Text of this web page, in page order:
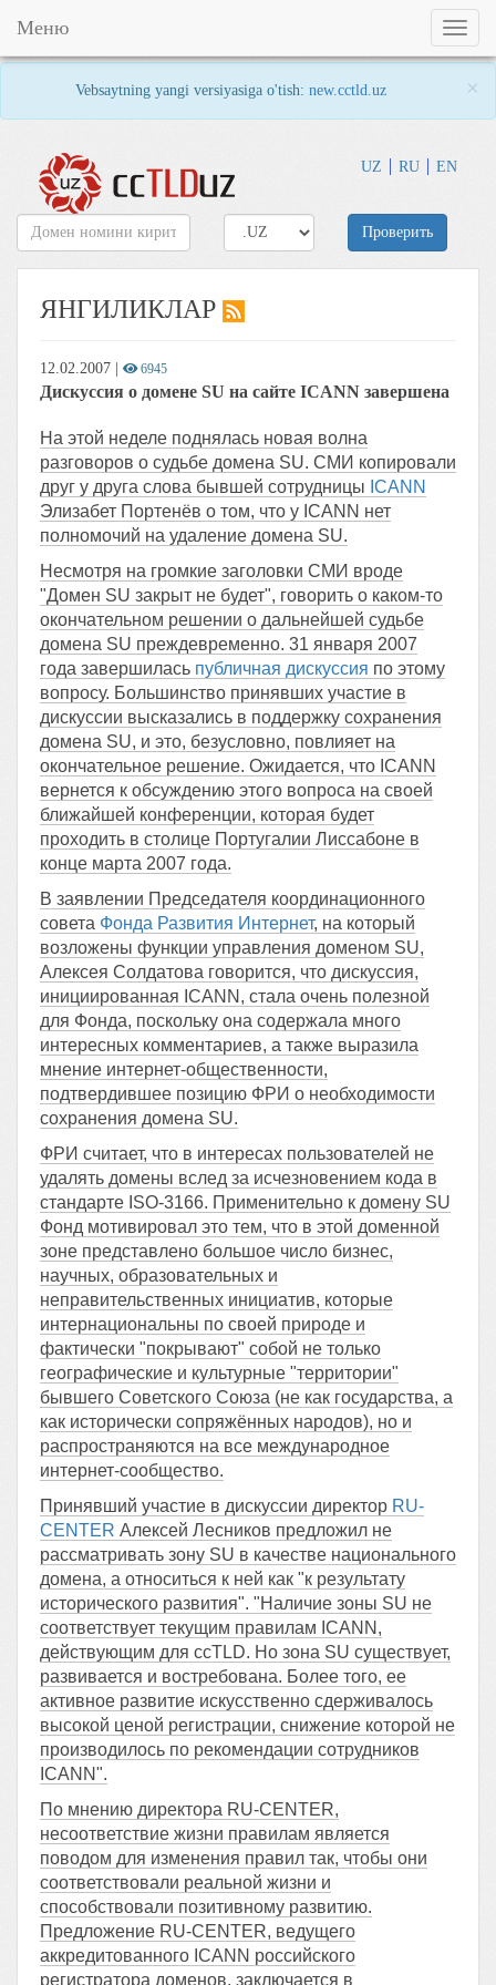
Vebsaytning yangi versiyasiga o'tish: new.cctld.uz ×
UZ RU EN
Toggle
Меню
Проверить
ЯНГИЛИКЛАР
12.02.2007 6945
Дискуссия о домене SU на сайте ICANN завершена
На этой неделе поднялась новая волна
разговоров о судьбе домена SU. СМИ копировали
друг у друга слова бывшей сотрудницы ICANN
Элизабет Портенёв о том, что у ICANN нет
полномочий на удаление домена SU.
Несмотря на громкие заголовки СМИ вроде
"Домен SU закрыт не будет", говорить о каком-то
окончательном решении о дальнейшей судьбе
домена SU преждевременно. 31 января 2007
года завершилась публичная дискуссия по этому
вопросу. Большинство принявших участие в
дискуссии высказались в поддержку сохранения
домена SU, и это, безусловно, повлияет на
окончательное решение. Ожидается, что ICANN
вернется к обсуждению этого вопроса на своей
ближайшей конференции, которая будет
проходить в столице Португалии Лиссабоне в
конце марта 2007 года.
В заявлении Председателя координационного
совета Фонда Развития Интернет, на который
возложены функции управления доменом SU,
Алексея Солдатова говорится, что дискуссия,
инициированная ICANN, стала очень полезной
для Фонда, поскольку она содержала много
интересных комментариев, а также выразила
мнение интернет-общественности,
подтвердившее позицию ФРИ о необходимости
сохранения домена SU.
ФРИ считает, что в интересах пользователей не
удалять домены вслед за исчезновением кода в
стандарте ISO-3166. Применительно к домену SU
Фонд мотивировал это тем, что в этой доменной
зоне представлено большое число бизнес,
научных, образовательных и
неправительственных инициатив, которые
интернациональны по своей природе и
фактически "покрывают" собой не только
географические и культурные "территории"
бывшего Советского Союза (не как государства, а
как исторически сопряжённых народов), но и
распространяются на все международное
интернет-сообщество.
Принявший участие в дискуссии директор RU-
CENTER Алексей Лесников предложил не
рассматривать зону SU в качестве национального
домена, а относиться к ней как "к результату
исторического развития". "Наличие зоны SU не
соответствует текущим правилам ICANN,
действующим для ccTLD. Но зона SU существует,
развивается и востребована. Более того, ее
активное развитие искусственно сдерживалось
высокой ценой регистрации, снижение которой не
производилось по рекомендации сотрудников
ICANN".
По мнению директора RU-CENTER,
несоответствие жизни правилам является
поводом для изменения правил так, чтобы они
соответствовали реальной жизни и
способствовали позитивному развитию.
Предложение RU-CENTER, ведущего
аккредитованного ICANN российского
регистратора доменов, заключается в